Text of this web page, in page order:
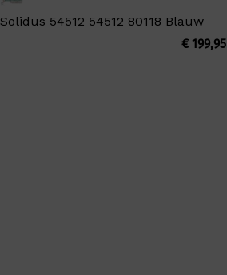
Solidus 54512 54512 80118 Blauw
€199,95